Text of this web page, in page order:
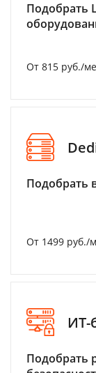
Подобрать
От 815 руб./
Подобрать
От 1499 руб./
ИТ-
Подобрать